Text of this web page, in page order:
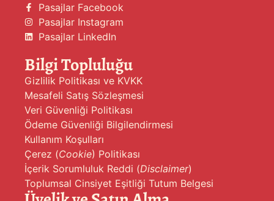
Pasajlar Facebook
Pasajlar Instagram
Pasajlar LinkedIn
Bilgi Topluluğu
Gizlilik Politikası ve KVKK
Mesafeli Satış Sözleşmesi
Veri Güvenliği Politikası
Ödeme Güvenliği Bilgilendirmesi
Kullanım Koşulları
Çerez (Cookie) Politikası
İçerik Sorumluluk Reddi (Disclaimer)
Toplumsal Cinsiyet Eşitliği Tutum Belgesi